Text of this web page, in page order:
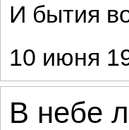
И бытия
10 июня
В небе